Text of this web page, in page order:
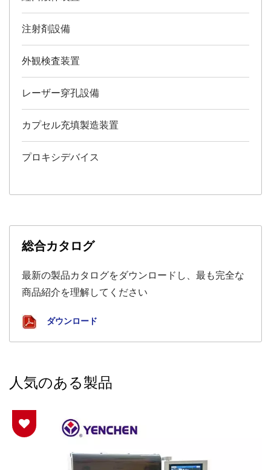
注射剤設備
外観検査装置
レーザー穿孔設備
カプセル充填製造装置
プロキシデバイス
総合カタログ
最新の製品カタログをダウンロードし、最も完全な
商品紹介を理解してください
ダウンロード
人気のある製品